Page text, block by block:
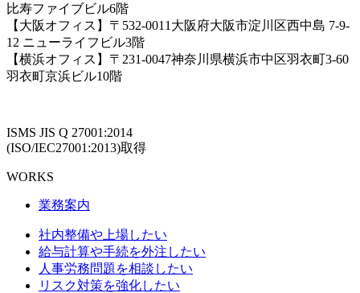
比寿ファイブビル6階
【大阪オフィス】〒532-0011大阪府大阪市淀川区西中島 7-9-
12 ニューライフビル3階
【横浜オフィス】〒231-0047神奈川県横浜市中区羽衣町3-60
羽衣町京浜ビル10階
ISMS JIS Q 27001:2014
(ISO/IEC27001:2013)取得
WORKS
業務案内
社内整備や上場したい
給与計算や手続を外注したい
人事労務問題を相談したい
リスク対策を強化したい